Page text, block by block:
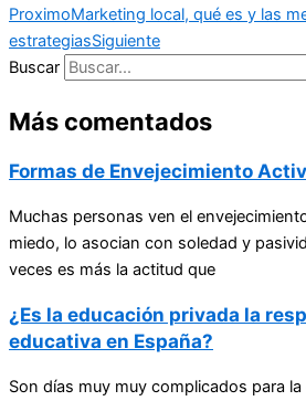
ProximoMarketing local, qué es y las
estrategiasSiguiente
Buscar
Más comentados
Formas de Envejecimiento
Muchas personas ven el
miedo, lo asocian con soledad y
veces es más la actitud que
¿Es la educación privada la
educativa en España?
Son días muy muy complicados para